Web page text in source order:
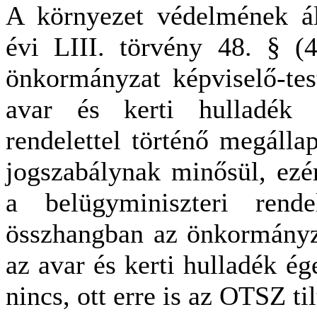
A környezet védelmének
évi LIII. törvény 48. §
önkormányzat képviselő-
avar és kerti hulladék
rendelettel történő
jogszabálynak minősül,
a belügyminiszteri
összhangban az
az avar és kerti hulladék
nincs, ott erre is az OTSZ